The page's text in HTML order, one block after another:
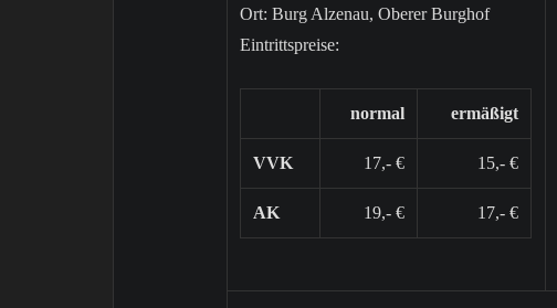
Ort: Burg Alzenau, Oberer Burghof
Eintrittspreise:
normal ermäßigt
VVK 17,- € 15,- €
AK 19,- € 17,- €